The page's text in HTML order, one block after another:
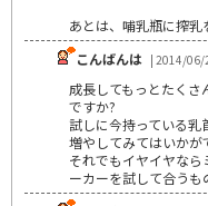
あとは、哺乳瓶に搾乳
こんばんは | 2014/06/
成長してもっとたく
ですか?
試しに今持っている乳
増やしてみてはいかが
それでもイヤイヤな
ーカーを試して合うも